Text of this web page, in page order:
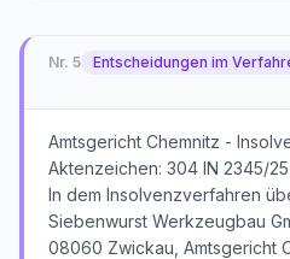
Nr. 5 Entscheidungen im
Amtsgericht Chemnitz -
Aktenzeichen: 304 IN 2345/25
In dem Insolvenzverfahren
Siebenwurst Werkzeugbau
08060 Zwickau, Amtsgericht